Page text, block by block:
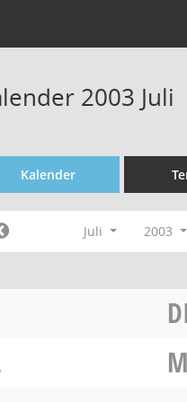
2003 Juli
Kalender
Juli 2003